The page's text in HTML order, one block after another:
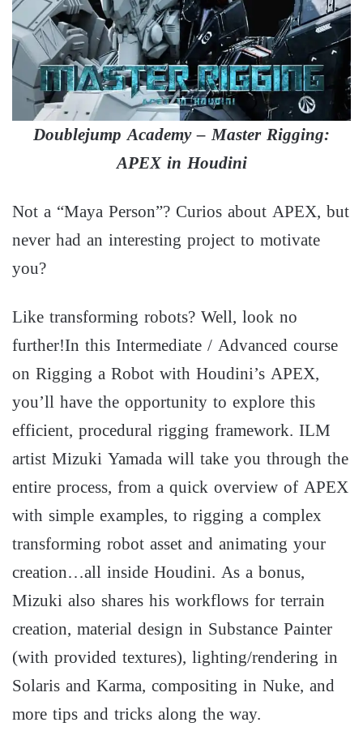
Doublejump Academy – Master Rigging:
APEX in Houdini
Not a “Maya Person”? Curios about APEX, but
never had an interesting project to motivate
you?
Like transforming robots? Well, look no
further!In this Intermediate / Advanced course
on Rigging a Robot with Houdini’s APEX,
you’ll have the opportunity to explore this
efficient, procedural rigging framework. ILM
artist Mizuki Yamada will take you through the
entire process, from a quick overview of APEX
with simple examples, to rigging a complex
transforming robot asset and animating your
creation…all inside Houdini. As a bonus,
Mizuki also shares his workflows for terrain
creation, material design in Substance Painter
(with provided textures), lighting/rendering in
Solaris and Karma, compositing in Nuke, and
more tips and tricks along the way.